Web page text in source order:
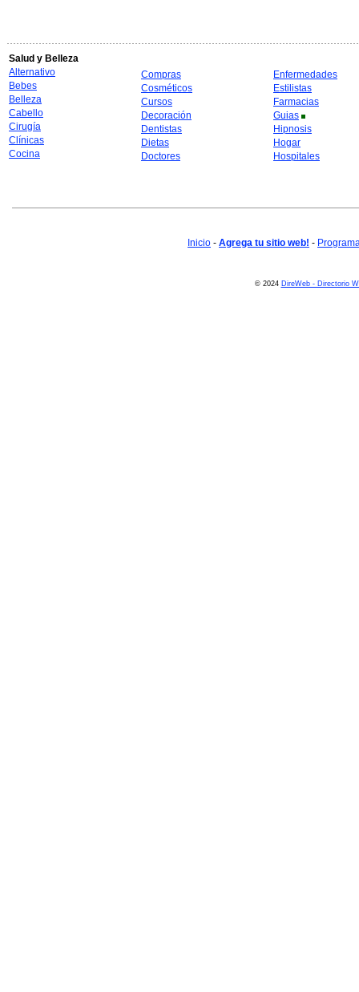
Salud y Belleza
Alternativo
Bebes
Belleza
Cabello
Cirugía
Clínicas
Cocina
Compras
Cosméticos
Cursos
Decoración
Dentistas
Dietas
Doctores
Enfermedades
Estilistas
Farmacias
Guias
Hipnosis
Hogar
Hospitales
Inicio - Agrega tu sitio web! -
© 2024 DireWeb - Directorio